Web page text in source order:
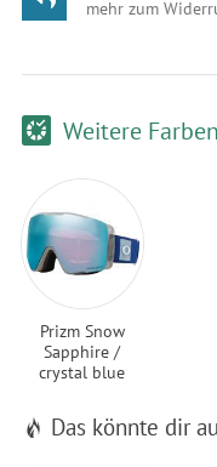
mehr zum
Weitere
Prizm Snow
Sapphire /
crystal blue
Das könnte dir